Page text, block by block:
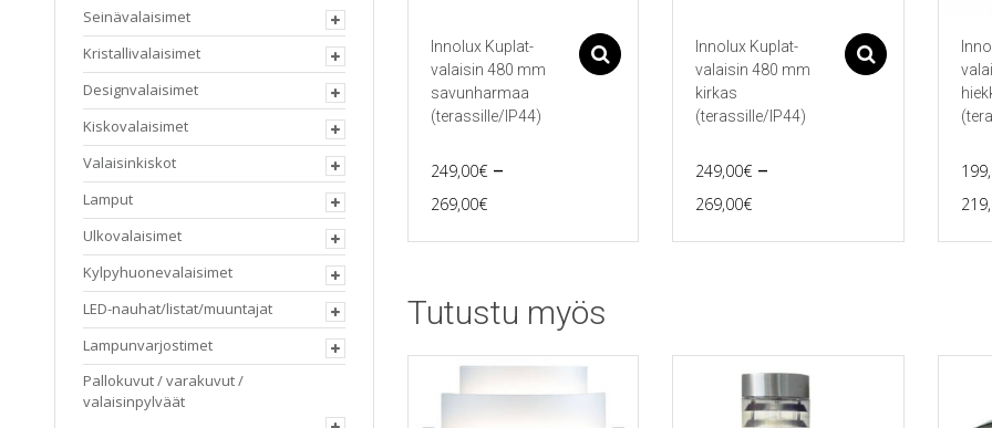
Innolux Kuplat-
valaisin 480 mm
savunharmaa
(terassille/IP44)
249,00€ –
269,00€Price
range:
through
269,00€
Asetukset
tuotteella
muunnelma.
tehdä
tuotteen
Innolux Kuplat-
valaisin 480 mm
kirkas
(terassille/IP44)
249,00€ –
269,00€Price
range:
Asetukset
tuotteella
tehdä
valinnat
tuotteen
Tutustu myös
Seinävalaisimet
Kristallivalaisimet
Designvalaisimet
Kiskovalaisimet
Valaisinkiskot
Lamput
Ulkovalaisimet
Kylpyhuonevalaisimet
LED-nauhat/listat/muuntajat
Lampunvarjostimet
Pallokuvut / varakuvut /
valaisinpylväät